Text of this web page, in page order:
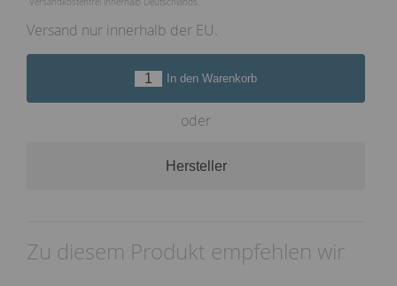
Versandkostenfrei innerhalb Deutschlands.
Versand nur innerhalb der EU.
In den Warenkorb
oder
Hersteller
Zu diesem Produkt empfehlen wir